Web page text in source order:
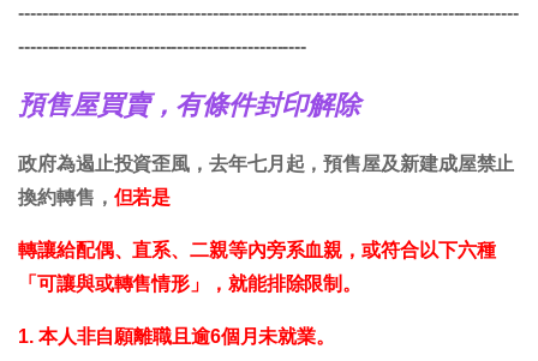
-------------------------------------------------------------------------------------
-------------------------------------------------
預售屋買賣，有條件封印解除
政府為遏止投資歪風，去年七月起，預售屋及新建成屋禁止
換約轉售， 但若是
轉讓給配偶、直系、二親等內旁系血親，或符合以下六種
「可讓與或轉售情形」，就能排除限制。
1. 本人非自願離職且逾6個月未就業。